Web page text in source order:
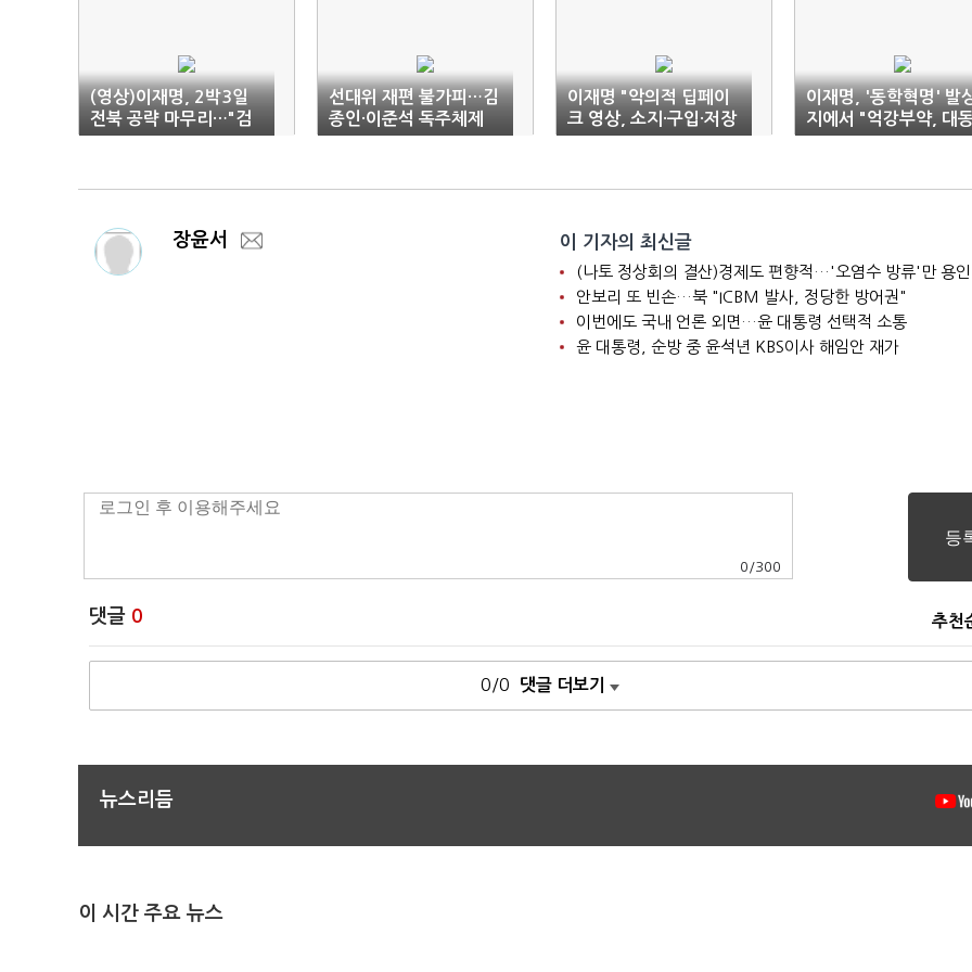
(영상)이재명, 2박3일
전북 공략 마무리…"검
찰정권만은 안돼"
선대위 재편 불가피…김
종인·이준석 독주체제
돌입
이재명 "악의적 딥페이
크 영상, 소지·구입·저장
도 강력히 처벌"
이재명, '동학혁명' 발
지에서 "억강부약, 대
세상"
장윤서 이 기자의 최신글
(나토 정상회의 결산)경제도 편향적…'오염수 방류'만 용인
안보리 또 빈손…북 "ICBM 발사, 정당한 방어권"
이번에도 국내 언론 외면…윤 대통령 선택적 소통
윤 대통령, 순방 중 윤석년 KBS이사 해임안 재가
0 /300
댓글 0 추천
0/0 댓글 더보기
뉴스리듬
이 시간 주요 뉴스